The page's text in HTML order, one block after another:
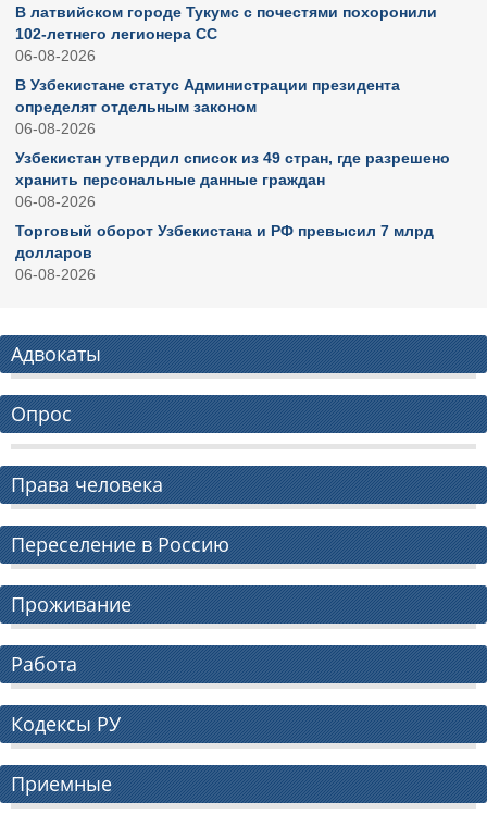
В латвийском городе Тукумс с почестями похоронили
102-летнего легионера СС
06-08-2026
В Узбекистане статус Администрации президента
определят отдельным законом
06-08-2026
Узбекистан утвердил список из 49 стран, где разрешено
хранить персональные данные граждан
06-08-2026
Торговый оборот Узбекистана и РФ превысил 7 млрд
долларов
06-08-2026
Адвокаты
Опрос
Права человека
Переселение в Россию
Проживание
Работа
Кодексы РУ
Приемные